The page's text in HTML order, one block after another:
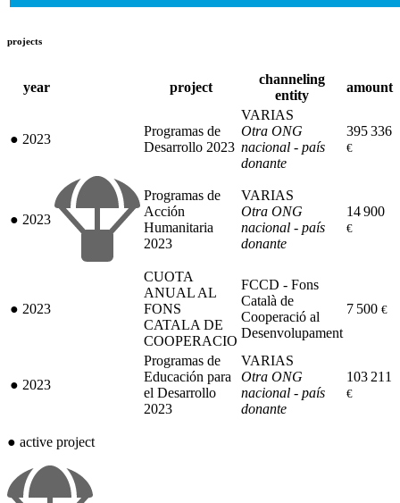
projects
year project
channeling
entity
amount
● 2023
Programas de
Desarrollo 2023
VARIAS
Otra ONG
nacional - país
donante
395 336
€
● 2023
Programas de
Acción
Humanitaria
2023
VARIAS
Otra ONG
nacional - país
donante
14 900
€
● 2023
CUOTA
ANUAL AL
FONS
CATALA DE
COOPERACIO
FCCD - Fons
Català de
Cooperació al
Desenvolupament
7 500 €
● 2023
Programas de
Educación para
el Desarrollo
2023
VARIAS
Otra ONG
nacional - país
donante
103 211
€
● active project